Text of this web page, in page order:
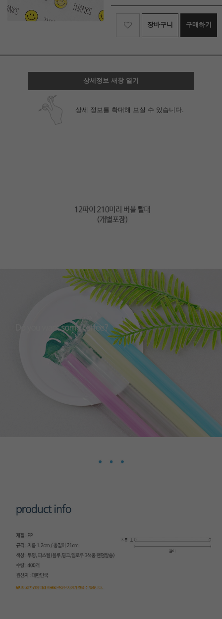
장바구니 구매하기
상세정보 새창 열기
상세 정보를 확대해 보실 수 있습니다.